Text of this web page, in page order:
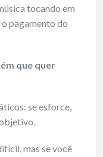
tocando em
pagamento do
que quer
se esforce,
mas se você